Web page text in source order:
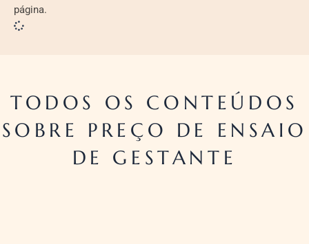
página.
TODOS OS CONTEÚDOS
SOBRE PREÇO DE ENSAIO
DE GESTANTE